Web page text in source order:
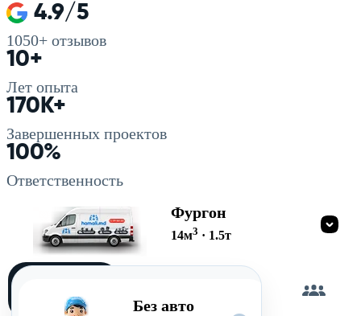
4.9/5
1050+ отзывов
10+
Лет опыта
170K+
Завершенных проектов
100%
Ответственность
Фургон
14м3 · 1.5т
Без авто